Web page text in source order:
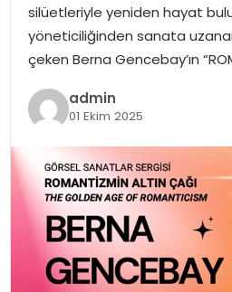
OTOMOBIL
TEKNOLOJI
EKONOMI
silüetleriyle yeniden hayat
yöneticiliğinden sanata
çeken Berna Gencebay’ın
admin
01 Ekim 2025